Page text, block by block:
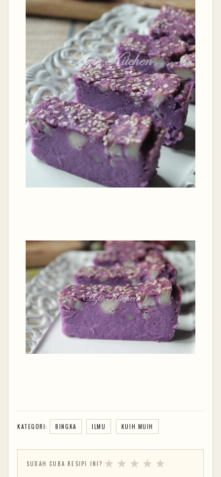
KATEGORI: BINGKA ILMU KUIH MUIH
SUDAH CUBA RESIPI INI? ★ ★ ★ ★ ★